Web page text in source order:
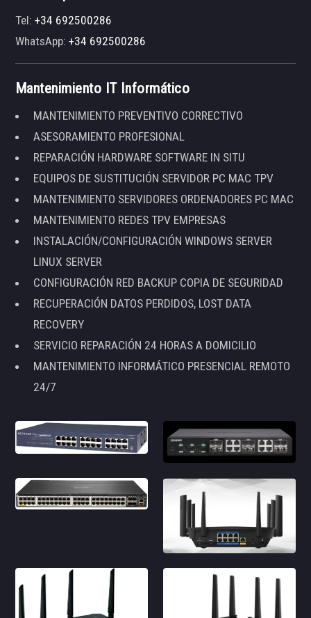
Tel:+34 692500286
WhatsApp:+34 692500286
Mantenimiento IT Informático
MANTENIMIENTO PREVENTIVO CORRECTIVO
ASESORAMIENTO PROFESIONAL
REPARACIÓN HARDWARE SOFTWARE IN SITU
EQUIPOS DE SUSTITUCIÓN SERVIDOR PC MAC TPV
MANTENIMIENTO SERVIDORES ORDENADORES PC MAC
MANTENIMIENTO REDES TPV EMPRESAS
INSTALACIÓN/CONFIGURACIÓN WINDOWS SERVER
LINUX SERVER
CONFIGURACIÓN RED BACKUP COPIA DE SEGURIDAD
RECUPERACIÓN DATOS PERDIDOS, LOST DATA
RECOVERY
SERVICIO REPARACIÓN 24 HORAS A DOMICILIO
MANTENIMIENTO INFORMÁTICO PRESENCIAL REMOTO
24/7